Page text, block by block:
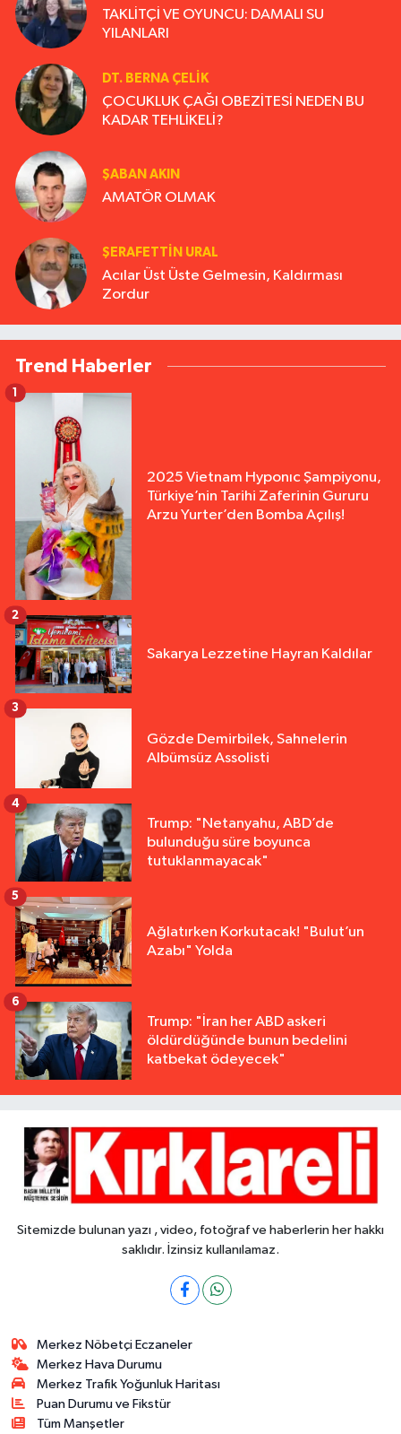
TAKLİTÇİ VE OYUNCU: DAMALI SU
YILANLARI
DT. BERNA ÇELIK
ÇOCUKLUK ÇAĞI OBEZİTESİ NEDEN BU
KADAR TEHLİKELİ?
ŞABAN AKIN
AMATÖR OLMAK
ŞERAFETTIN URAL
Acılar Üst Üste Gelmesin, Kaldırması
Zordur
Trend Haberler
2025 Vietnam Hyponıc Şampiyonu,
Türkiye’nin Tarihi Zaferinin Gururu
Arzu Yurter’den Bomba Açılış!
1
Sakarya Lezzetine Hayran Kaldılar
2
Gözde Demirbilek, Sahnelerin
Albümsüz Assolisti
3
Trump: "Netanyahu, ABD’de
bulunduğu süre boyunca
tutuklanmayacak"
4
Ağlatırken Korkutacak! "Bulut’un
Azabı" Yolda
5
Trump: "İran her ABD askeri
öldürdüğünde bunun bedelini
katbekat ödeyecek"
6
Sitemizde bulunan yazı , video, fotoğraf ve haberlerin her hakkı
saklıdır. İzinsiz kullanılamaz.
Merkez Nöbetçi Eczaneler
Merkez Hava Durumu
Merkez Trafik Yoğunluk Haritası
Puan Durumu ve Fikstür
Tüm Manşetler